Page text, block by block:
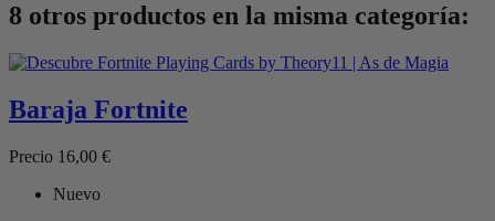
8 otros productos en la misma categoría:
Baraja Fortnite
Precio 16,00 €
Nuevo